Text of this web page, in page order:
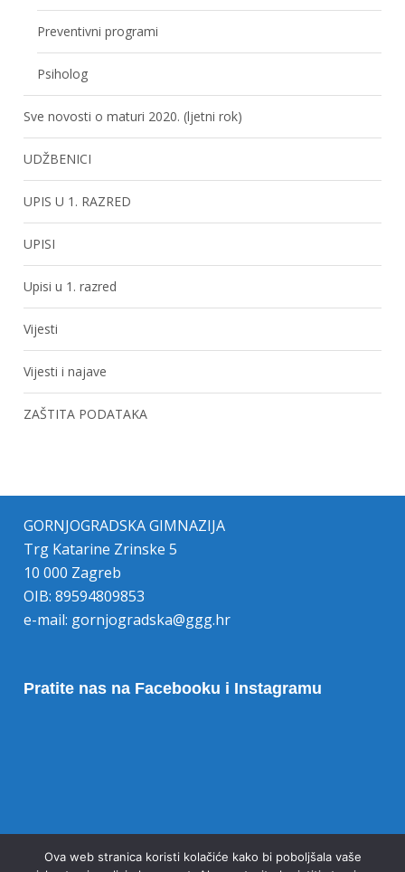
Preventivni programi
Psiholog
Sve novosti o maturi 2020. (ljetni rok)
UDŽBENICI
UPIS U 1. RAZRED
UPISI
Upisi u 1. razred
Vijesti
Vijesti i najave
ZAŠTITA PODATAKA
GORNJOGRADSKA GIMNAZIJA
Trg Katarine Zrinske 5
10 000 Zagreb
OIB: 89594809853
e-mail: gornjogradska@ggg.hr
Pratite nas na Facebooku i Instagramu
Ova web stranica koristi kolačiće kako bi poboljšala vaše